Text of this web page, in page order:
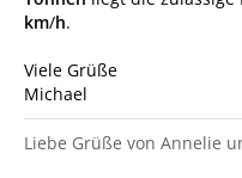
km/h.
Viele Grüße
Michael
Liebe Grüße von Annelie